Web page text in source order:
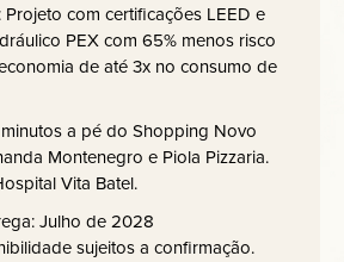
com certificações LEED e
PEX com 65% menos risco
de até 3x no consumo de
a pé do Shopping Novo
Montenegro e Piola Pizzaria.
Vita Batel.
Julho de 2028
sujeitos a confirmação.